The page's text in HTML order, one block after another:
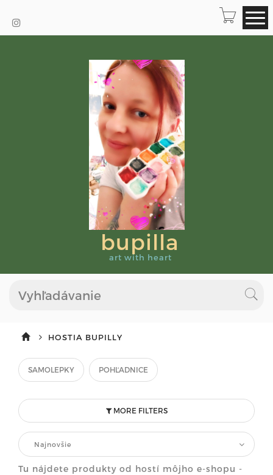
bupilla
art with heart
HOSTIA BUPILLY
SAMOLEPKY POHĽADNICE
MORE FILTERS
Najnovšie
Tu nájdete produkty od hostí môjho e-shopu -